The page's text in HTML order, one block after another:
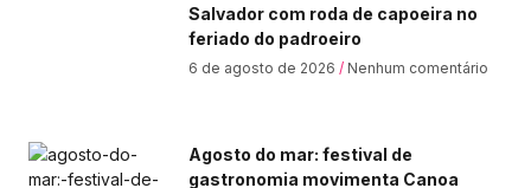
Salvador com roda de capoeira no
feriado do padroeiro
6 de agosto de 2026 Nenhum comentário
Agosto do mar: festival de
gastronomia movimenta Canoa